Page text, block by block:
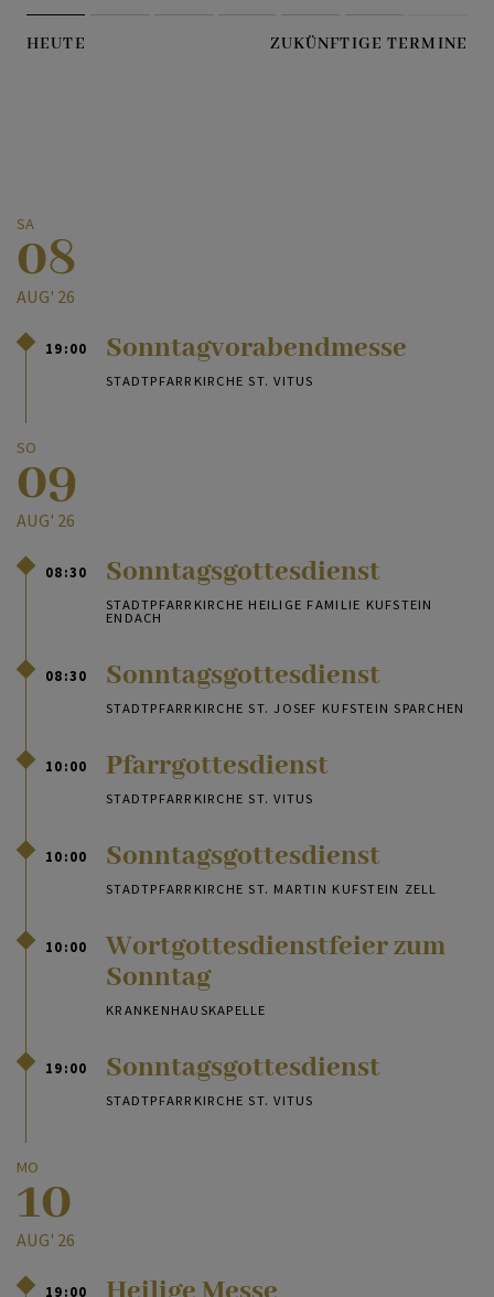
HEUTE ZUKÜNFTIGE TERMINE
SA
08
AUG' 26
19:00 Sonntagvorabendmesse
STADTPFARRKIRCHE ST. VITUS
SO
09
AUG' 26
08:30 Sonntagsgottesdienst
STADTPFARRKIRCHE HEILIGE FAMILIE KUFSTEIN
ENDACH
08:30 Sonntagsgottesdienst
STADTPFARRKIRCHE ST. JOSEF KUFSTEIN SPARCHEN
10:00 Pfarrgottesdienst
STADTPFARRKIRCHE ST. VITUS
10:00 Sonntagsgottesdienst
STADTPFARRKIRCHE ST. MARTIN KUFSTEIN ZELL
10:00
Wortgottesdienstfeier zum
Sonntag
KRANKENHAUSKAPELLE
19:00 Sonntagsgottesdienst
STADTPFARRKIRCHE ST. VITUS
MO
10
AUG' 26
19:00